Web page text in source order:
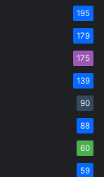
195
179
175
139
90
88
60
59